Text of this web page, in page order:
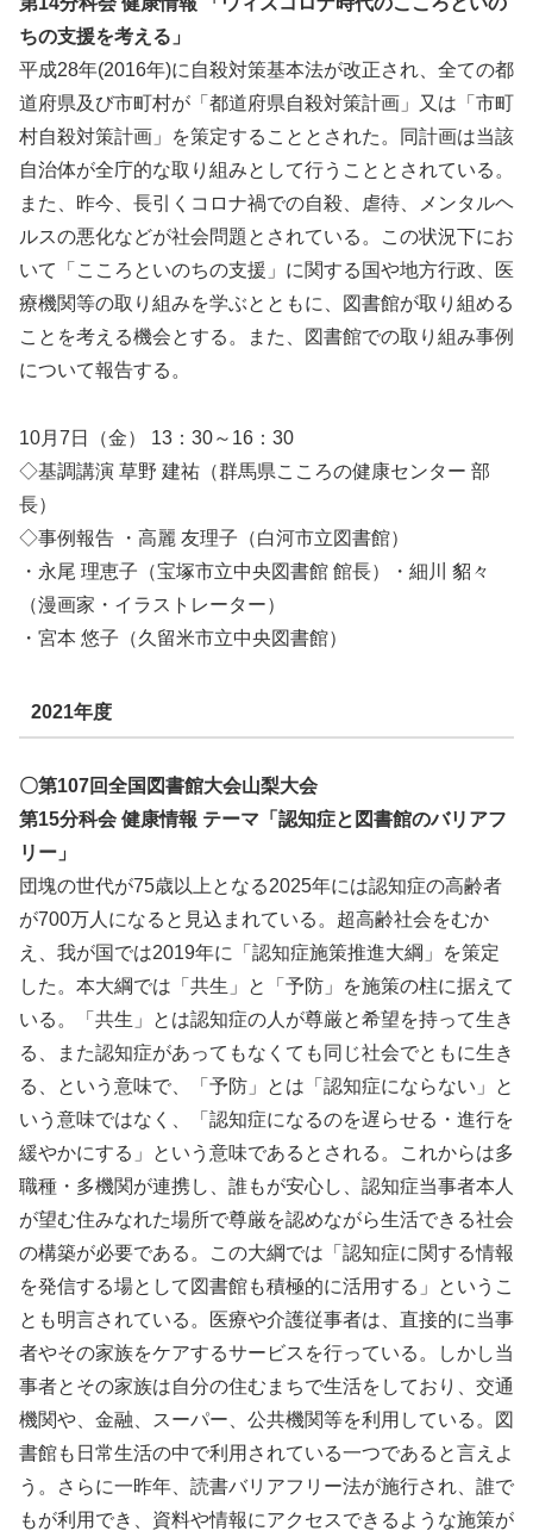
ちの支援を考える」
平成28年(2016年)に自殺対策基本法が改正され、全ての都
道府県及び市町村が「都道府県自殺対策計画」又は「市町
村自殺対策計画」を策定することとされた。同計画は当該
自治体が全庁的な取り組みとして行うこととされている。
また、昨今、長引くコロナ禍での自殺、虐待、メンタルヘ
ルスの悪化などが社会問題とされている。この状況下にお
いて「こころといのちの支援」に関する国や地方行政、医
療機関等の取り組みを学ぶとともに、図書館が取り組める
ことを考える機会とする。また、図書館での取り組み事例
について報告する。
10月7日（金） 13：30～16：30
◇基調講演 草野 建祐（群馬県こころの健康センター 部
長）
◇事例報告 ・高麗 友理子（白河市立図書館）
・永尾 理恵子（宝塚市立中央図書館 館長）・細川 貂々
（漫画家・イラストレーター）
・宮本 悠子（久留米市立中央図書館）
2021年度
〇第107回全国図書館大会山梨大会
第15分科会 健康情報 テーマ「認知症と図書館のバリアフ
リー」
団塊の世代が75歳以上となる2025年には認知症の高齢者
が700万人になると見込まれている。超高齢社会をむか
え、我が国では2019年に「認知症施策推進大綱」を策定
した。本大綱では「共生」と「予防」を施策の柱に据えて
いる。「共生」とは認知症の人が尊厳と希望を持って生き
る、また認知症があってもなくても同じ社会でともに生き
る、という意味で、「予防」とは「認知症にならない」と
いう意味ではなく、「認知症になるのを遅らせる・進行を
緩やかにする」という意味であるとされる。これからは多
職種・多機関が連携し、誰もが安心し、認知症当事者本人
が望む住みなれた場所で尊厳を認めながら生活できる社会
の構築が必要である。この大綱では「認知症に関する情報
を発信する場として図書館も積極的に活用する」というこ
とも明言されている。医療や介護従事者は、直接的に当事
者やその家族をケアするサービスを行っている。しかし当
事者とその家族は自分の住むまちで生活をしており、交通
機関や、金融、スーパー、公共機関等を利用している。図
書館も日常生活の中で利用されている一つであると言えよ
う。さらに一昨年、読書バリアフリー法が施行され、誰で
もが利用でき、資料や情報にアクセスできるような施策が